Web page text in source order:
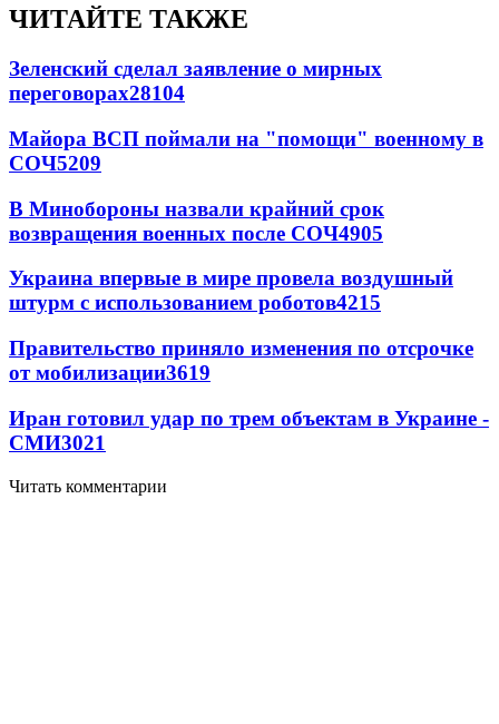
ЧИТАЙТЕ ТАКЖЕ
Зеленский сделал заявление о мирных
переговорах28104
Майора ВСП поймали на "помощи" военному в
СОЧ5209
В Минобороны назвали крайний срок
возвращения военных после СОЧ4905
Украина впервые в мире провела воздушный
штурм с использованием роботов4215
Правительство приняло изменения по отсрочке
от мобилизации3619
Иран готовил удар по трем объектам в Украине -
СМИ3021
Читать комментарии